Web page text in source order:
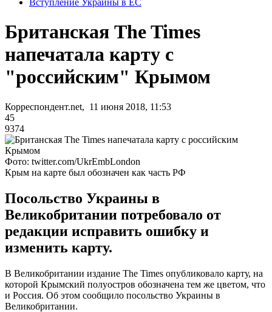
Вступление Украины в ЕС
Британская The Times
напечатала карту с
"российским" Крымом
Корреспондент.net, 11 июня 2018, 11:53
45
9374
Фото: twitter.com/UkrEmbLondon
Крым на карте был обозначен как часть РФ
Посольство Украины в
Великобритании потребовало от
редакции исправить ошибку и
изменить карту.
В Великобритании издание The Times опубликовало карту, на
которой Крымский полуостров обозначена тем же цветом, что
и Россия. Об этом сообщило посольство Украины в
Великобритании.